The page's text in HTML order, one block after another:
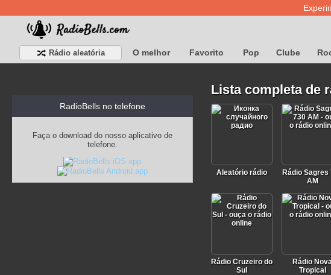
Rádio aleatória O melhor Favorito Pop Clube
RadioBells no telefone
Faça o download do nosso aplicativo de
telefone.
Lista completa de
Aleatório rádio
Rádio Sagres
AM
Rádio Cruzeiro do
Sul
Rádio
Tropical